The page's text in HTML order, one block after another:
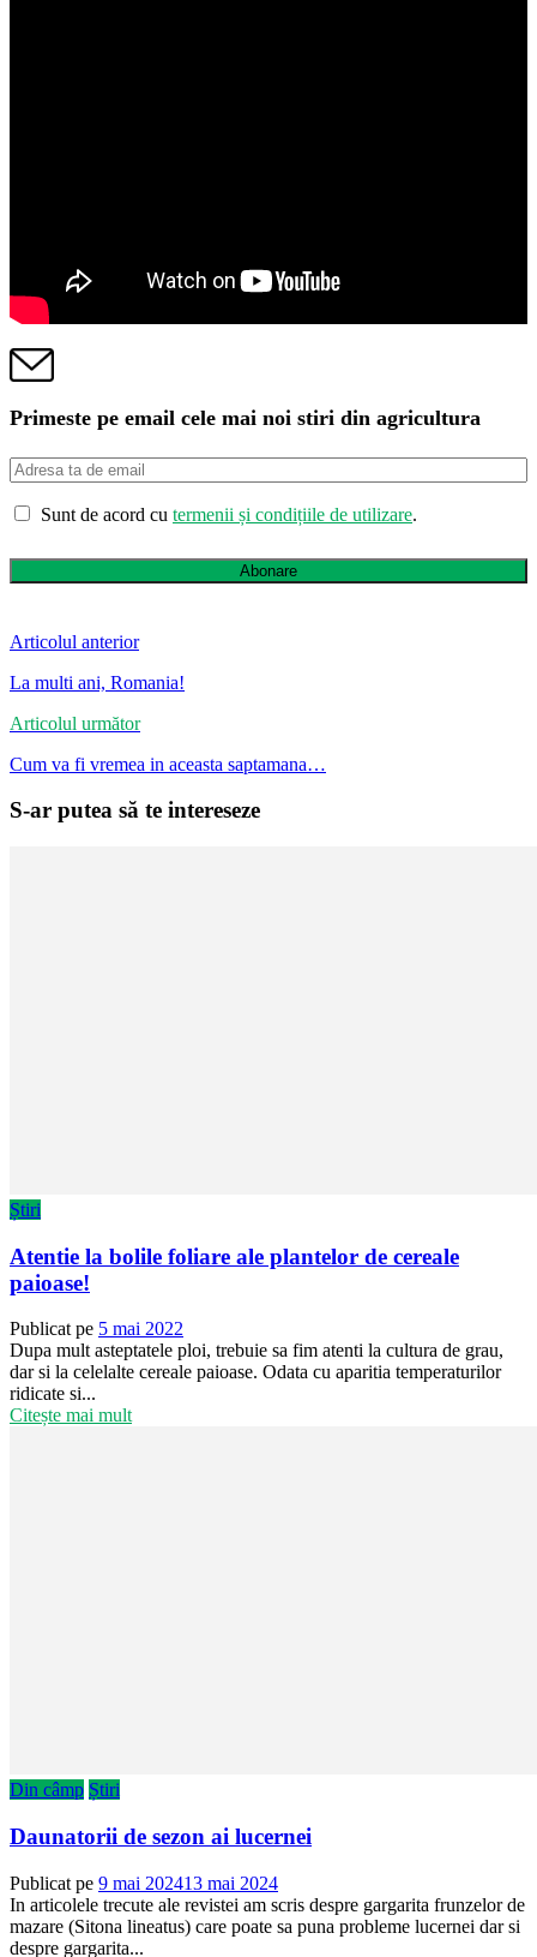
Primeste pe email cele mai noi stiri din agricultura
Sunt de acord cu termenii și condițiile de utilizare.
Abonare
Articolul anterior
La multi ani, Romania!
Articolul următor
Cum va fi vremea in aceasta saptamana…
S-ar putea să te intereseze
Știri
Atentie la bolile foliare ale plantelor de cereale
paioase!
Publicat pe 5 mai 2022
Dupa mult asteptatele ploi, trebuie sa fim atenti la cultura de grau,
dar si la celelalte cereale paioase. Odata cu aparitia temperaturilor
ridicate si...
Citește mai mult
Din câmp Știri
Daunatorii de sezon ai lucernei
Publicat pe 9 mai 202413 mai 2024
In articolele trecute ale revistei am scris despre gargarita frunzelor de
mazare (Sitona lineatus) care poate sa puna probleme lucernei dar si
despre gargarita...